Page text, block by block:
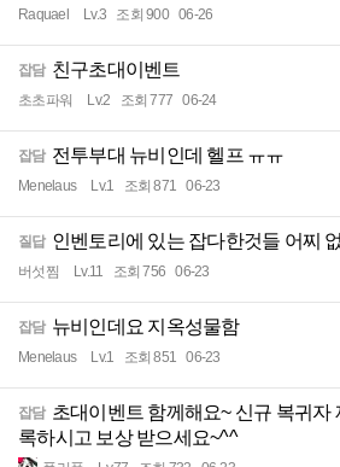
Raquael Lv.3 조회 900 06-26
잡담 친구초대이벤트
초초파워 Lv.2 조회 777 06-24
잡담 전투부대 뉴비인데 헬프 ㅠㅠ
Menelaus Lv.1 조회 871 06-23
질답 인벤토리에 있는 잡다한것들 어찌
버섯찜 Lv.11 조회 756 06-23
잡담 뉴비인데요 지옥성물함
Menelaus Lv.1 조회 851 06-23
잡담 초대이벤트 함께해요~ 신규 복귀자
록하시고 보상 받으세요~^^